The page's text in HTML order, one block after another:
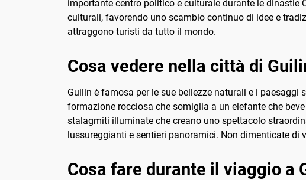
importante centro politico e culturale durante le dinastie
culturali, favorendo uno scambio continuo di idee e
attraggono turisti da tutto il mondo.
Cosa vedere nella città di
Guilin è famosa per le sue bellezze naturali e i
formazione rocciosa che somiglia a un elefante che
stalagmiti illuminate che creano uno spettacolo
lussureggianti e sentieri panoramici. Non dimenticate di
Cosa fare durante il viaggio a